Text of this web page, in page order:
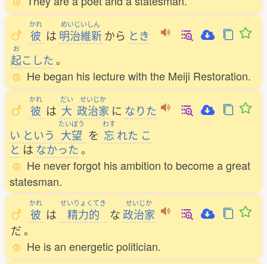
かれ
彼 は
めいじいしん
明治維新から とき
お
起こした。
He began his lecture with the Meiji Restoration.
かれ
彼 は
だい
大
せいじか
政治家 に なりた
い という
たいぼう
大望 を
わす
忘れた こ
と は なかった。
He never forgot his ambition to become a great
statesman.
かれ
彼 は
せいりょくてき
精力的 な
せいじか
政治家
だ。
He is an energetic politician.